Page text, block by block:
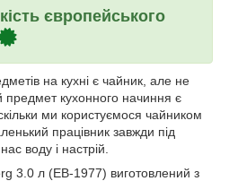
європейського
на кухні є чайник, але не
предмет кухонного начиння є
ми користуємося чайником
працівник завжди під
воду і настрій.
3.0 л (EB-1977) виготовлений з